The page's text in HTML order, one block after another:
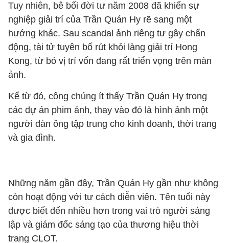
Tuy nhiên, bê bối đời tư năm 2008 đã khiến sự
nghiệp giải trí của Trần Quán Hy rẽ sang một
hướng khác. Sau scandal ảnh riêng tư gây chấn
động, tài tử tuyên bố rút khỏi làng giải trí Hong
Kong, từ bỏ vị trí vốn đang rất triển vọng trên màn
ảnh.
Kể từ đó, công chúng ít thấy Trần Quán Hy trong
các dự án phim ảnh, thay vào đó là hình ảnh một
người đàn ông tập trung cho kinh doanh, thời trang
và gia đình.
Những năm gần đây, Trần Quán Hy gần như không
còn hoạt động với tư cách diễn viên. Tên tuổi này
được biết đến nhiều hơn trong vai trò người sáng
lập và giám đốc sáng tạo của thương hiệu thời
trang CLOT.